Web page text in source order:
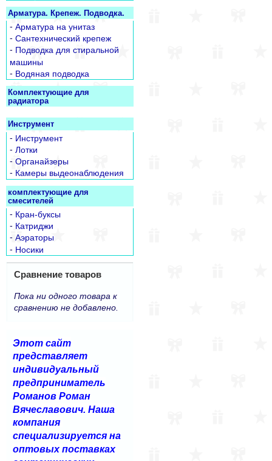
Арматура. Крепеж. Подводка.
- Арматура на унитаз
- Сантехнический крепеж
- Подводка для стиральной
машины
- Водяная подводка
Комплектующие для
радиатора
Инструмент
- Инструмент
- Лотки
- Органайзеры
- Камеры выдеонаблюдения
комплектующие для
смесителей
- Кран-буксы
- Катриджи
- Аэраторы
- Носики
Сравнение товаров
Пока ни одного товара к
сравнению не добавлено.
Этот сайт
представляет
индивидуальный
предприниматель
Романов Роман
Вячеславович. Наша
компания
специализируется на
оптовых поставках